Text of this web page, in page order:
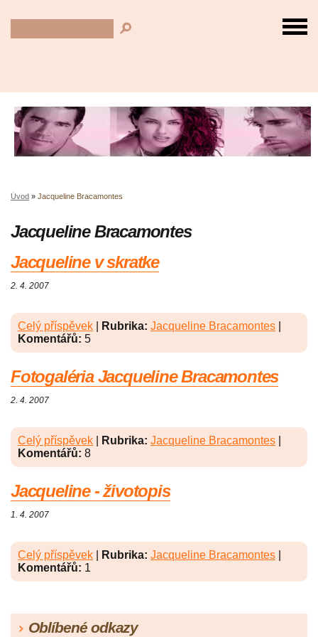
Úvod » Jacqueline Bracamontes
Jacqueline Bracamontes
Jacqueline v skratke
2. 4. 2007
Celý příspěvek Rubrika: Jacqueline Bracamontes
Komentářů: 5
Fotogaléria Jacqueline Bracamontes
2. 4. 2007
Celý příspěvek Rubrika: Jacqueline Bracamontes
Komentářů: 8
Jacqueline - životopis
1. 4. 2007
Celý příspěvek Rubrika: Jacqueline Bracamontes
Komentářů: 1
Oblíbené odkazy